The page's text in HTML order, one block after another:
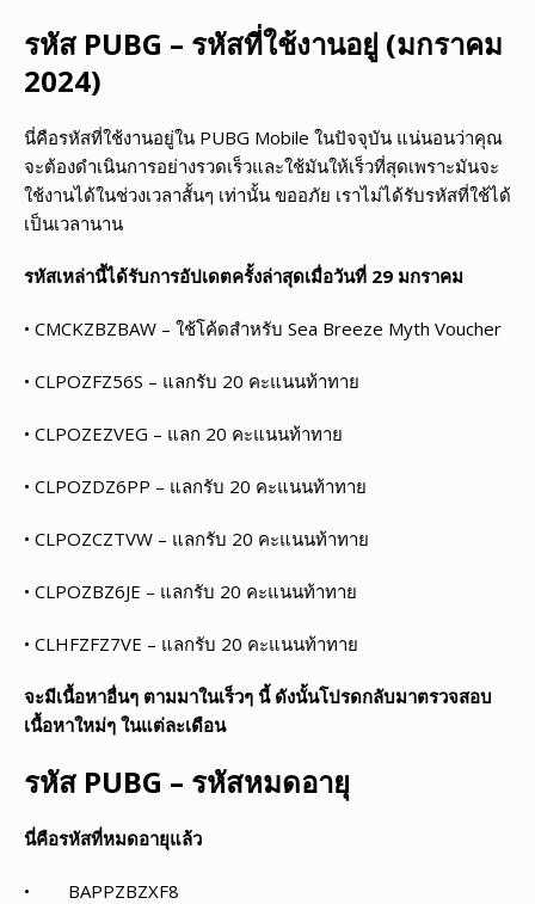
รหัส PUBG – รหัสที่ใช้งานอยู่ (มกราคม
2024)
นี่คือรหัสที่ใช้งานอยู่ใน PUBG Mobile ในปัจจุบัน แน่นอนว่าคุณ
จะต้องดำเนินการอย่างรวดเร็วและใช้มันให้เร็วที่สุดเพราะมันจะ
ใช้งานได้ในช่วงเวลาสั้นๆ เท่านั้น ขออภัย เราไม่ได้รับรหัสที่ใช้ได้
เป็นเวลานาน
รหัสเหล่านี้ได้รับการอัปเดตครั้งล่าสุดเมื่อวันที่ 29 มกราคม
• CMCKZBZBAW – ใช้โค้ดสำหรับ Sea Breeze Myth Voucher
• CLPOZFZ56S – แลกรับ 20 คะแนนท้าทาย
• CLPOZEZVEG – แลก 20 คะแนนท้าทาย
• CLPOZDZ6PP – แลกรับ 20 คะแนนท้าทาย
• CLPOZCZTVW – แลกรับ 20 คะแนนท้าทาย
• CLPOZBZ6JE – แลกรับ 20 คะแนนท้าทาย
• CLHFZFZ7VE – แลกรับ 20 คะแนนท้าทาย
จะมีเนื้อหาอื่นๆ ตามมาในเร็วๆ นี้ ดังนั้นโปรดกลับมาตรวจสอบ
เนื้อหาใหม่ๆ ในแต่ละเดือน
รหัส PUBG – รหัสหมดอายุ
นี่คือรหัสที่หมดอายุแล้ว
• BAPPZBZXF8